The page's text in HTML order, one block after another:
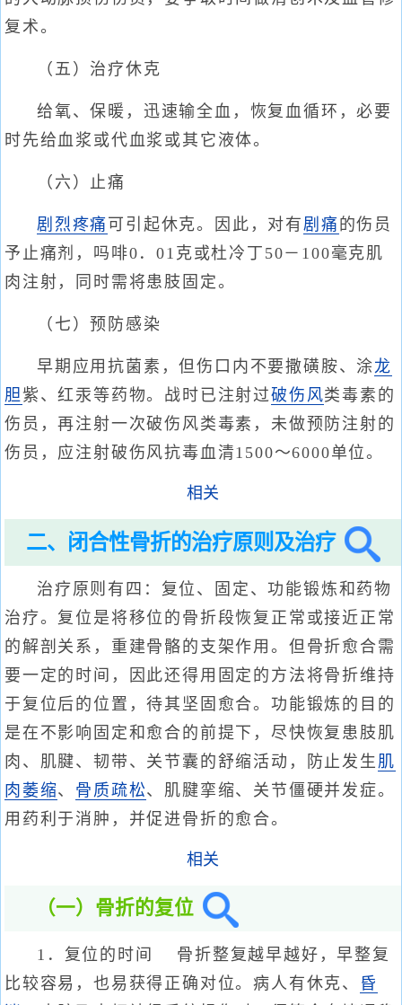
复术。
（五）治疗休克
给氧、保暖，迅速输全血，恢复血循环，必要
时先给血浆或代血浆或其它液体。
（六）止痛
剧烈疼痛 可引起休克。因此，对有剧痛 的伤员
予止痛剂，吗啡0．01克或杜冷丁50－100毫克肌
肉注射，同时需将患肢固定。
（七）预防感染
早期应用抗菌素，但伤口内不要撒磺胺、涂龙
胆 紫、红汞等药物。战时已注射过破伤风类毒素的
伤员，再注射一次破伤风类毒素，未做预防注射的
伤员，应注射破伤风抗毒血清1500～6000单位。
相关
二、闭合性骨折的治疗原则及治疗
治疗原则有四：复位、固定、功能锻炼和药物
治疗。复位是将移位的骨折段恢复正常或接近正常
的解剖关系，重建骨骼的支架作用。但骨折愈合需
要一定的时间，因此还得用固定的方法将骨折维持
于复位后的位置，待其坚固愈合。功能锻炼的目的
是在不影响固定和愈合的前提下，尽快恢复患肢肌
肉、肌腱、韧带、关节囊的舒缩活动，防止发生 肌
肉萎缩、 骨质疏松、肌腱挛缩、关节僵硬并发症。
用药利于消肿，并促进骨折的愈合。
相关
（一）骨折的复位
1．复位的时间 骨折整复越早越好，早整复
比较容易，也易获得正确对位。病人有休克、 昏